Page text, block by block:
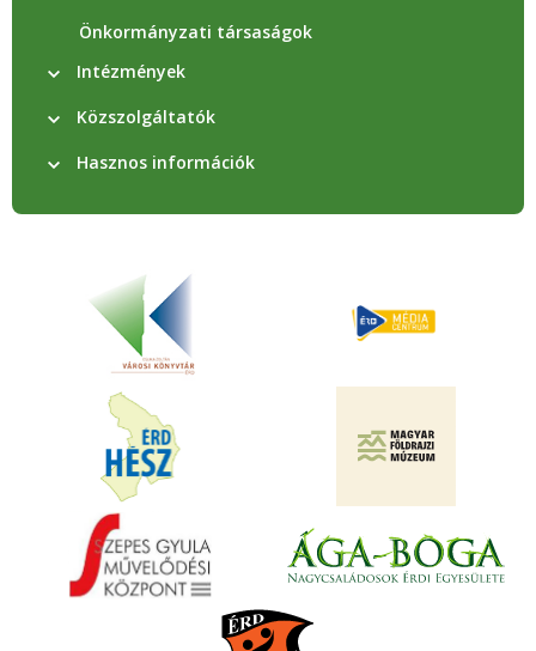
Önkormányzati társaságok
Intézmények
Közszolgáltatók
Hasznos információk